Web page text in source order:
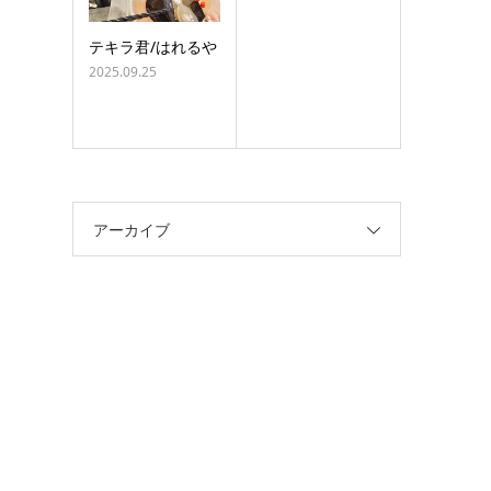
テキラ君/はれるや
2025.09.25
アーカイブ